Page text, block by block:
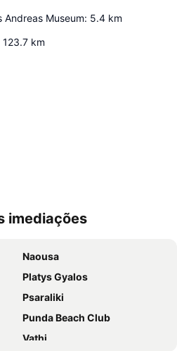
Andreas Museum: 5.4 km
123.7 km
imediações
Naousa
Platys Gyalos
Psaraliki
Punda Beach Club
Vathi